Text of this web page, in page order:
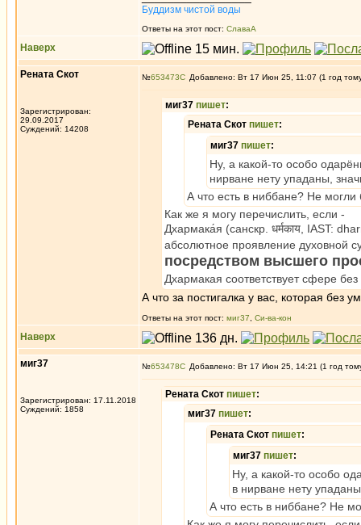
Буддизм чистой воды
Ответы на этот пост: СлаваА
Наверх
Рената Скот
Зарегистрирован:
29.09.2017
Суждений: 14208
№653473 Добавлено: Вт 17 Июн 25, 11:07 (1 год
миг37 пишет:
Рената Скот пишет:
миг37 пишет:
Ну, а какой-то особо
нирване нету упаданы,
А что есть в ниббане? Не могли
Как же я могу перечислить, если -
Дхармака́я (санскр. धर्मकाय, IAST:
абсолютное проявление духовной
посредством высшего
Дхармакая соответствует сфере
А что за постигалка у вас, которая без
Ответы на этот пост: миг37 Си-ва-кон
Наверх
миг37
Зарегистрирован: 17.11.2018
Суждений: 1858
№653478 Добавлено: Вт 17 Июн 25, 14:21 (1 год
Рената Скот пишет:
миг37 пишет:
Рената Скот пишет:
миг37 пишет:
Ну, а какой-то особо
в нирване нету
А что есть в ниббане? Не